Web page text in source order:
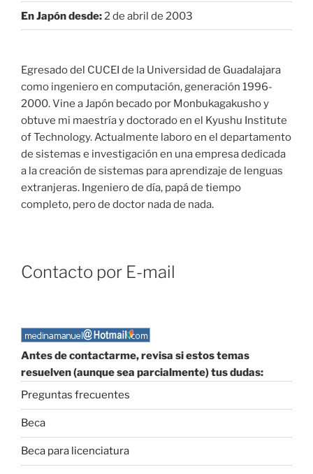
En Japón desde:2 de abril de 2003
Egresado del CUCEI de la Universidad de Guadalajara
como ingeniero en computación, generación 1996-
2000. Vine a Japón becado por Monbukagakusho y
obtuve mi maestría y doctorado en el Kyushu Institute
of Technology. Actualmente laboro en el departamento
de sistemas e investigación en una empresa dedicada
a la creación de sistemas para aprendizaje de lenguas
extranjeras. Ingeniero de día, papá de tiempo
completo, pero de doctor nada de nada.
Contacto por E-mail
Antes de contactarme, revisa si estos temas
resuelven (aunque sea parcialmente) tus dudas:
Preguntas frecuentes
Beca
Beca para licenciatura